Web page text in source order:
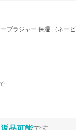
ブラジャー 保湿 （ネービ